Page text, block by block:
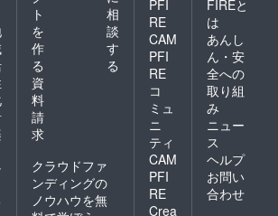
ト
を
作
る
相
談
す
る
資
料
請
求
クラウドファ
ンディングの
ノウハウを無
PFI
RE
CAM
PFI
RE
コ
ミュ
ニ
ティ
CAM
PFI
RE
Crea
FIREと
は
あんし
ん・安
全への
取り組
み
ニュー
ス
ヘルプ
お問い
合わせ